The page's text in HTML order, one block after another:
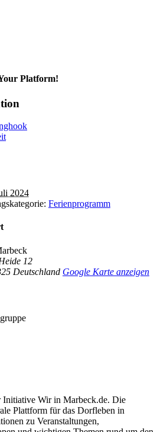
Platform!
2024
Ferienprogramm
12
Deutschland Google Karte anzeigen
Initiative Wir in Marbeck.de. Die
Plattform für das Dorfleben in
zu Veranstaltungen,